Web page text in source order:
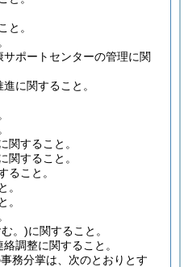
と。
ポートセンターの管理に関
に関すること。
すること。
すること。
こと。
。
。
。)に関すること。
調整に関すること。
務分掌は、次のとおりとす